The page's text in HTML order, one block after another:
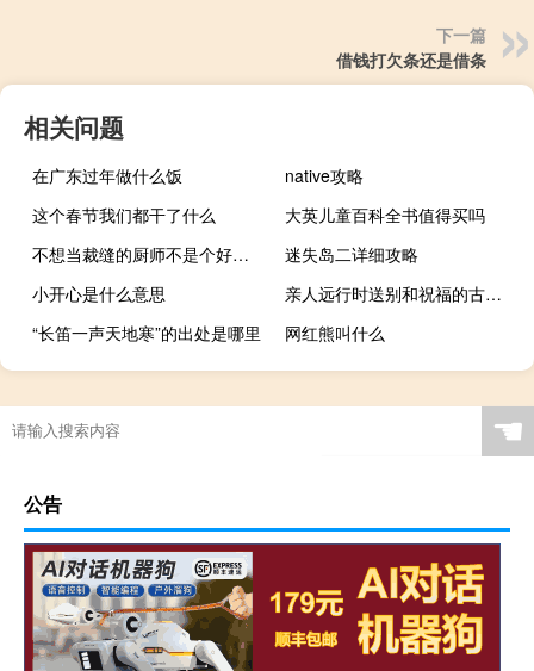
下一篇
借钱打欠条还是借条
相关问题
在广东过年做什么饭
native攻略
这个春节我们都干了什么
大英儿童百科全书值得买吗
不想当裁缝的厨师不是个好司机什么梗
迷失岛二详细攻略
小开心是什么意思
亲人远行时送别和祝福的古诗词有什么
“长笛一声天地寒”的出处是哪里
网红熊叫什么
☚
公告